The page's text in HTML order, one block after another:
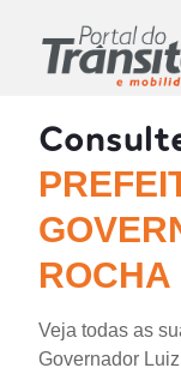
ROCHA
Veja todas as
Governador